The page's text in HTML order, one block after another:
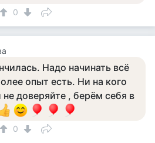
0
Надо начинать всё
опыт есть. Ни на кого
не доверяйте , берём себя в
0